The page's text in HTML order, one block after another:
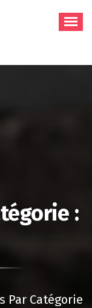
:
Par Catégorie